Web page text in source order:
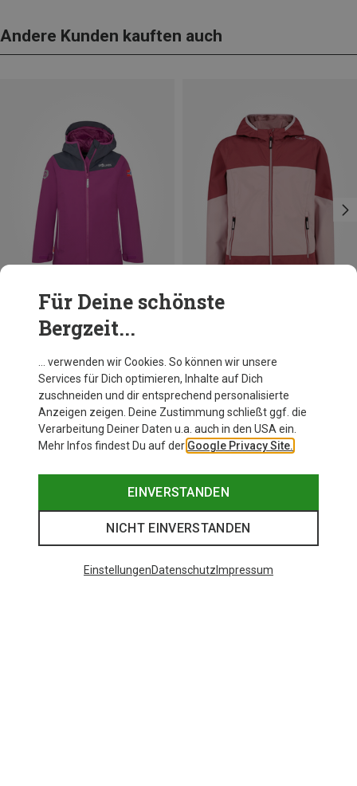
Andere Kunden kauften auch
Du sparst bis 45%
Für Deine schönste
Bergzeit...
… verwenden wir Cookies. So können wir unsere
Services für Dich optimieren, Inhalte auf Dich
zuschneiden und dir entsprechend personalisierte
Anzeigen zeigen. Deine Zustimmung schließt ggf. die
Verarbeitung Deiner Daten u.a. auch in den USA ein.
Mehr Infos findest Du auf der Google Privacy Site.
EINVERSTANDEN
NICHT EINVERSTANDEN
EinstellungenDatenschutz Impressum